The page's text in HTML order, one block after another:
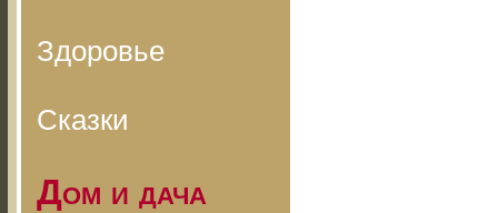
Здоровье
Сказки
Дом и дача